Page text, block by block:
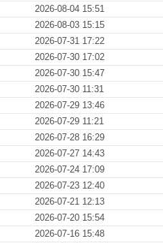
2026-08-04 15:51
2026-08-03 15:15
2026-07-31 17:22
2026-07-30 17:02
2026-07-30 15:47
2026-07-30 11:31
2026-07-29 13:46
2026-07-29 11:21
2026-07-28 16:29
2026-07-27 14:43
2026-07-24 17:09
2026-07-23 12:40
2026-07-21 12:13
2026-07-20 15:54
2026-07-16 15:48